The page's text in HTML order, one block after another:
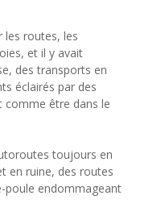
les routes, les
et il y avait
des transports en
éclairés par des
comme être dans le
toujours en
en ruine, des routes
poule endommageant